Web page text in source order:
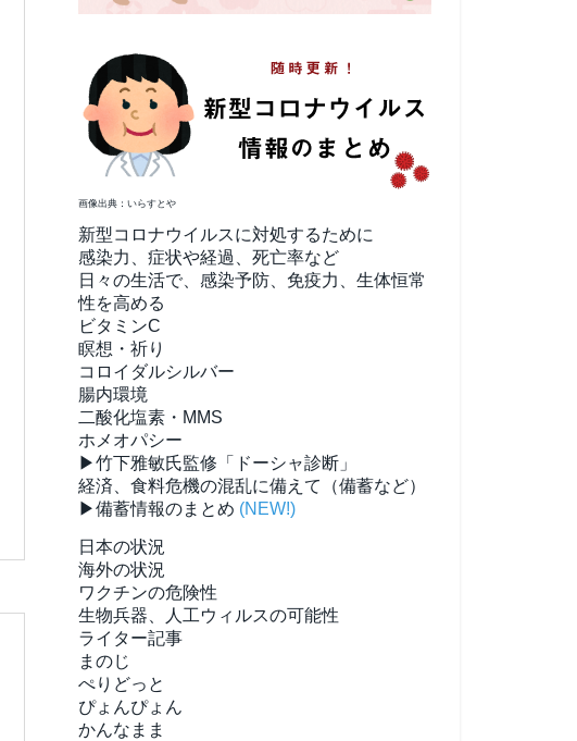
画像出典：いらすとや
新型コロナウイルスに対処するために
感染力、症状や経過、死亡率など
日々の生活で、感染予防、免疫力、生体恒常
性を高める
ビタミンC
瞑想・祈り
コロイダルシルバー
腸内環境
二酸化塩素・MMS
ホメオパシー
▶竹下雅敏氏監修「ドーシャ診断」
経済、食料危機の混乱に備えて（備蓄など）
▶備蓄情報のまとめ (NEW!)
日本の状況
海外の状況
ワクチンの危険性
生物兵器、人工ウィルスの可能性
ライター記事
まのじ
ぺりどっと
ぴょんぴょん
かんなまま